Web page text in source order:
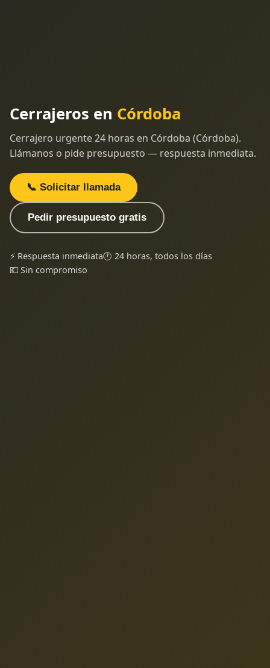
Cerrajeros en Córdoba
Cerrajero urgente 24 horas en Córdoba (Córdoba).
Llámanos o pide presupuesto — respuesta inmediata.
📞 Solicitar llamada
Pedir presupuesto gratis
⚡ Respuesta inmediata🕐 24 horas, todos los días
💶 Sin compromiso